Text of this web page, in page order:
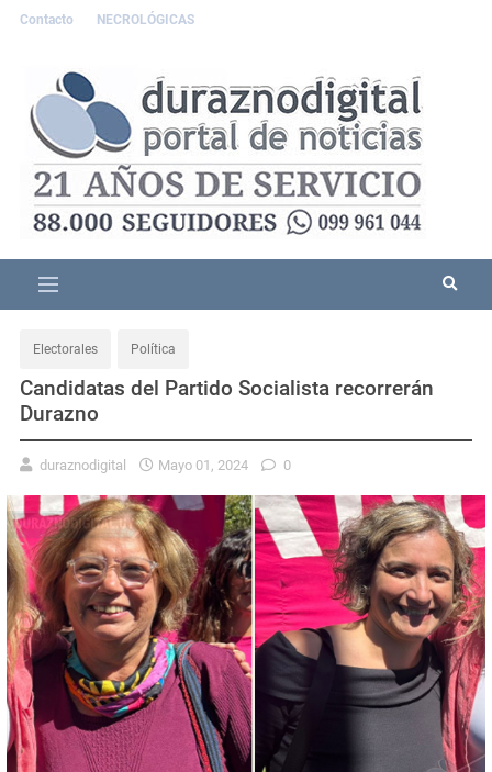
Contacto NECROLÓGICAS
Electorales Política
Candidatas del Partido Socialista recorrerán
Durazno
duraznodigital Mayo 01, 2024 0